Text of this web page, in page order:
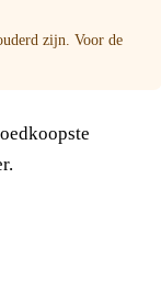
zijn. Voor de